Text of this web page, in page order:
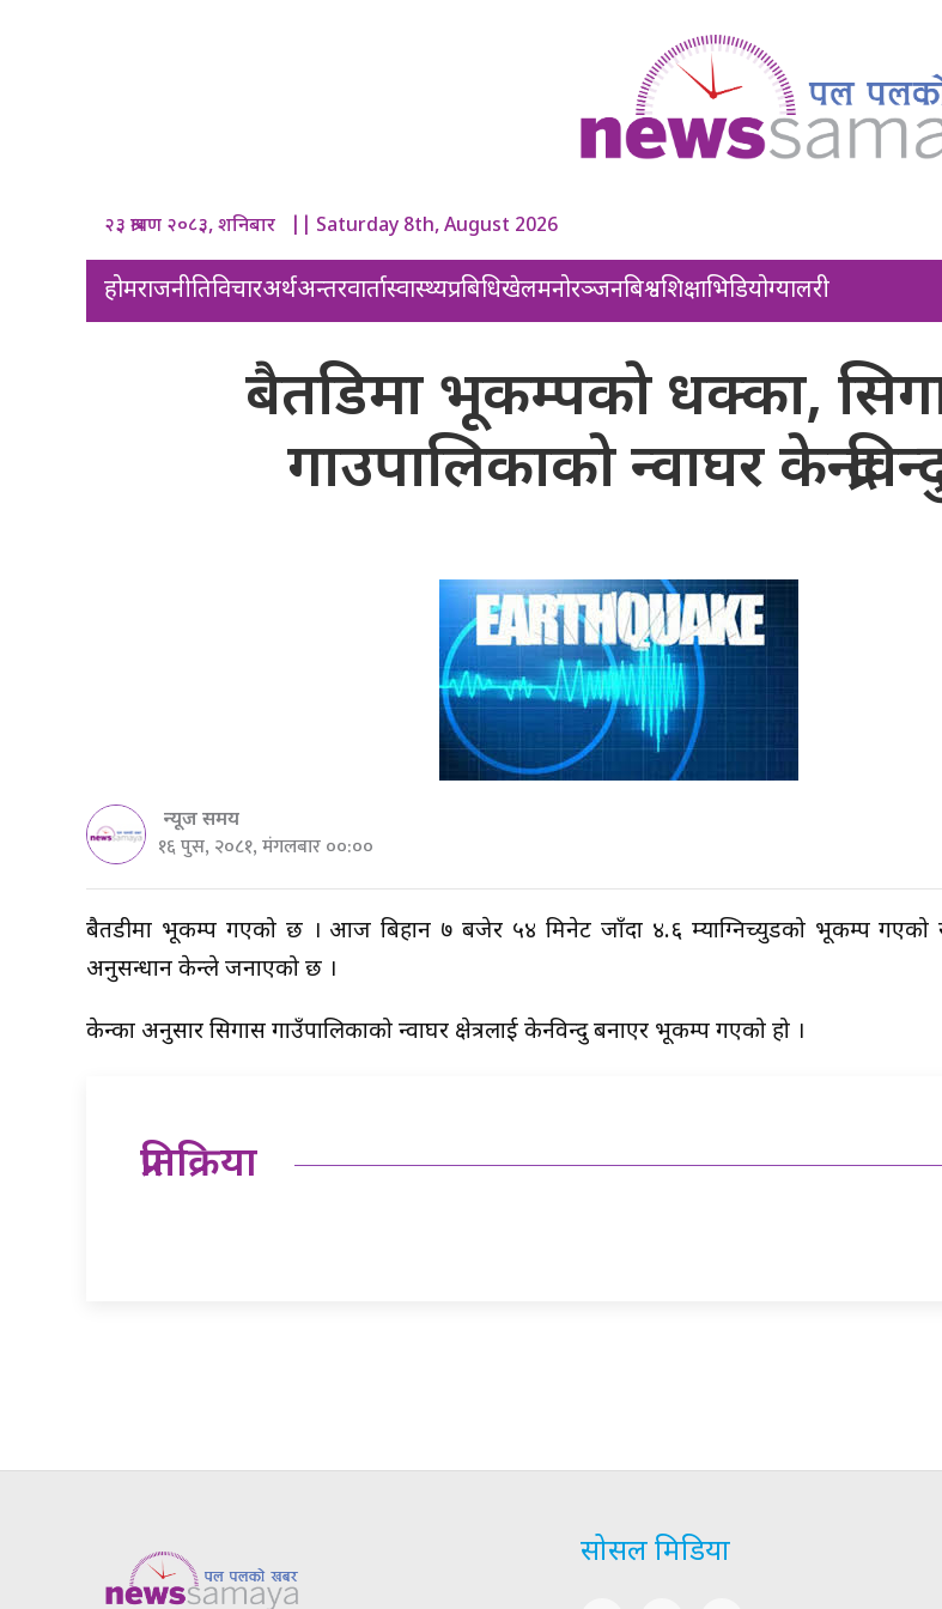
२३ श्रावण २०८३, शनिबार || Saturday 8th, August 2026
होमराजनीतिविचारअर्थअन्तरवार्तास्वास्थ्यप्रबिधिखेलमनोरञ्जनबिश्वशिक्षाभिडियोग्यालरी
बैतडिमा भूकम्पकाे धक्का,
गाउपालिकाकाे न्वाघर
न्यूज समय
१६ पुस, २०८१, मंगलबार ००:००
बैतडीमा भूकम्प गएको छ । आज बिहान ७ बजेर ५४ मिनेट जाँदा ४.६ म्याग्निच्युडको भूकम्प गएको
अनुसन्धान केन्द्रले जनाएको छ ।
केन्द्रका अनुसार सिगास गाउँपालिकाको न्वाघर क्षेत्रलाई केन्द्रविन्दु बनाएर भूकम्प गएको हो ।
प्रतिक्रिया
सोसल मिडिया